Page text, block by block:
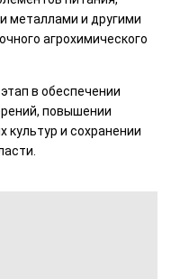
металлами и другими
агрохимического
в обеспечении
повышении
культур и сохранении